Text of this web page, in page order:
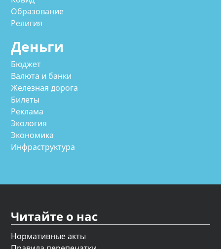
Образование
Религия
Деньги
Бюджет
Валюта и банки
Железная дорога
Билеты
Реклама
Экология
Экономика
Инфраструктура
Читайте о нас
Нормативные акты